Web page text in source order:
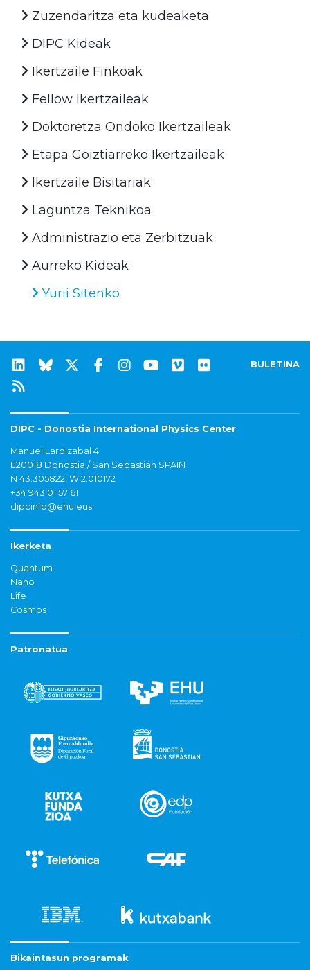
Zuzendaritza eta kudeaketa
DIPC Kideak
Ikertzaile Finkoak
Fellow Ikertzaileak
Doktoretza Ondoko Ikertzaileak
Etapa Goiztiarreko Ikertzaileak
Ikertzaile Bisitariak
Laguntza Teknikoa
Administrazio eta Zerbitzuak
Aurreko Kideak
Yurii Sitenko
BULETINA
DIPC - Donostia International Physics Center
Manuel Lardizabal 4
E20018 Donostia / San Sebastián SPAIN
N 43.305822, W 2.010172
+34 943 01 57 61
dipcinfo@ehu.eus
Ikerketa
Quantum
Nano
Life
Cosmos
Patronatua
Bikaintasun programak